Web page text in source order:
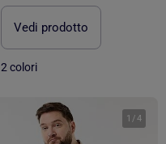
Vedi prodotto
2 colori
1 /4